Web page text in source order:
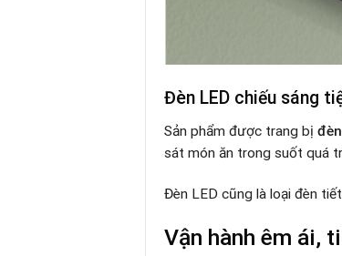
Đèn LED chiếu sáng
Sản phẩm được trang bị
sát món ăn trong suốt quá
Đèn LED cũng là loại đèn
Vận hành êm ái,